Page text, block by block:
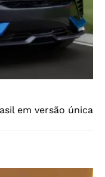
em versão única